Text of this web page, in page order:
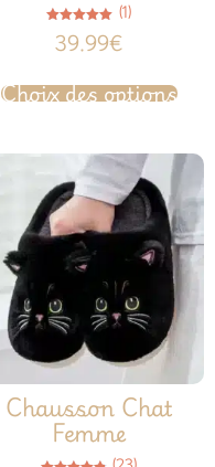
Note
5.00
sur 5
(1)
39.99€
Choix des options
Chausson Chat
Femme